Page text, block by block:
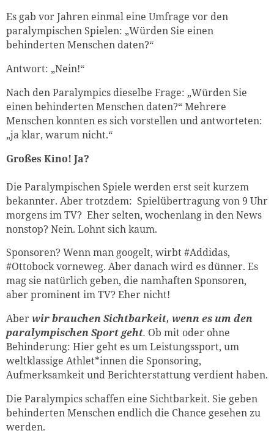
Es gab vor Jahren einmal eine Umfrage vor den
paralympischen Spielen: „Würden Sie einen
behinderten Menschen daten?“
Antwort: „Nein!“
Nach den Paralympics dieselbe Frage: „Würden Sie
einen behinderten Menschen daten?“ Mehrere
Menschen konnten es sich vorstellen und antworteten:
„ja klar, warum nicht.“
Großes Kino! Ja?
Die Paralympischen Spiele werden erst seit kurzem
bekannter. Aber trotzdem: Spielübertragung von 9 Uhr
morgens im TV? Eher selten, wochenlang in den News
nonstop? Nein. Lohnt sich kaum.
Sponsoren? Wenn man googelt, wirbt #Addidas,
#Ottobock vorneweg. Aber danach wird es dünner. Es
mag sie natürlich geben, die namhaften Sponsoren,
aber prominent im TV? Eher nicht!
Aberwir brauchen Sichtbarkeit, wenn es um den
paralympischen Sport geht. Ob mit oder ohne
Behinderung: Hier geht es um Leistungssport, um
weltklassige Athlet*innen die Sponsoring,
Aufmerksamkeit und Berichterstattung verdient haben.
Die Paralympics schaffen eine Sichtbarkeit. Sie geben
behinderten Menschen endlich die Chance gesehen zu
werden.